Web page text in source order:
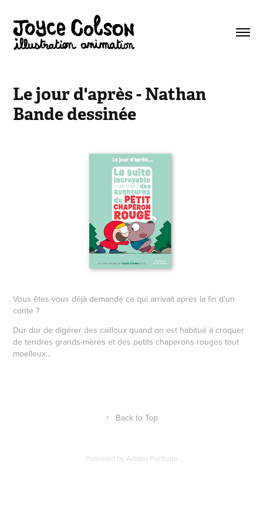
Le jour d'après - Nathan
Bande dessinée
Vous êtes-vous déjà demandé ce qui arrivait après la fin d'un
conte ?
Dur dur de digérer des cailloux quand on est habitué à croquer
de tendres grands-mères et des petits chaperons rouges tout
moelleux...
↑ Back to Top
Powered byAdobe Portfolio